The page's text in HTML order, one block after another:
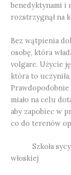
benedyktynami i
rozstrzygnął na
Bez wątpienia
osobę, która
volgare. Użycie
która to
Prawdopodobnie
miało na celu
aby zapobiec w
co do terenów
Szkoła
włoskiej